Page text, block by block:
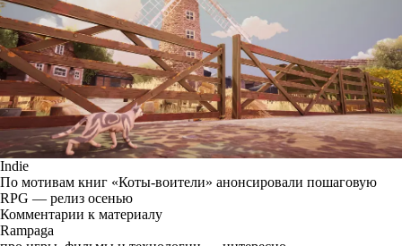
Indie
По мотивам книг «Коты-воители» анонсировали пошаговую
RPG — релиз осенью
Комментарии к материалу
Rampaga